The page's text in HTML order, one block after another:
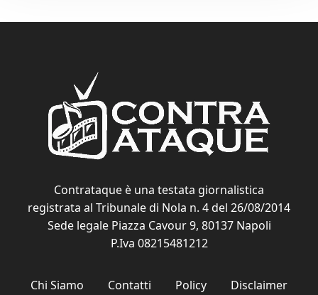
Contrataque è una testata giornalistica
registrata al Tribunale di Nola n. 4 del 26/08/2014
Sede legale Piazza Cavour 9, 80137 Napoli
P.Iva 08215481212
Chi Siamo Contatti Policy Disclaimer